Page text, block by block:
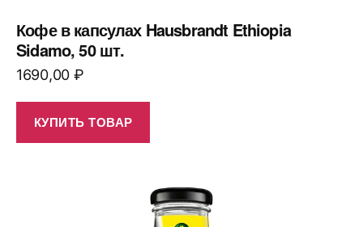
Кофе в капсулах Hausbrandt Ethiopia
Sidamo, 50 шт.
1690,00 ₽
КУПИТЬ ТОВАР